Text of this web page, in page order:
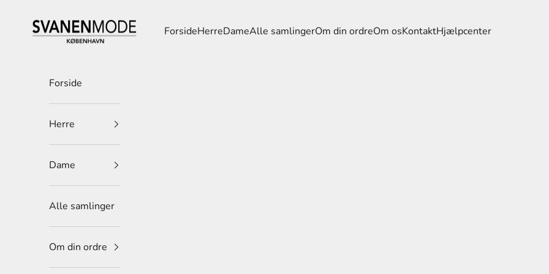
Svanen Mode
ForsideHerreDameAlle samlingerOm din ordreOm osKontaktHjælpcenter
Forside
Herre
Dame
Alle samlinger
Om din ordre